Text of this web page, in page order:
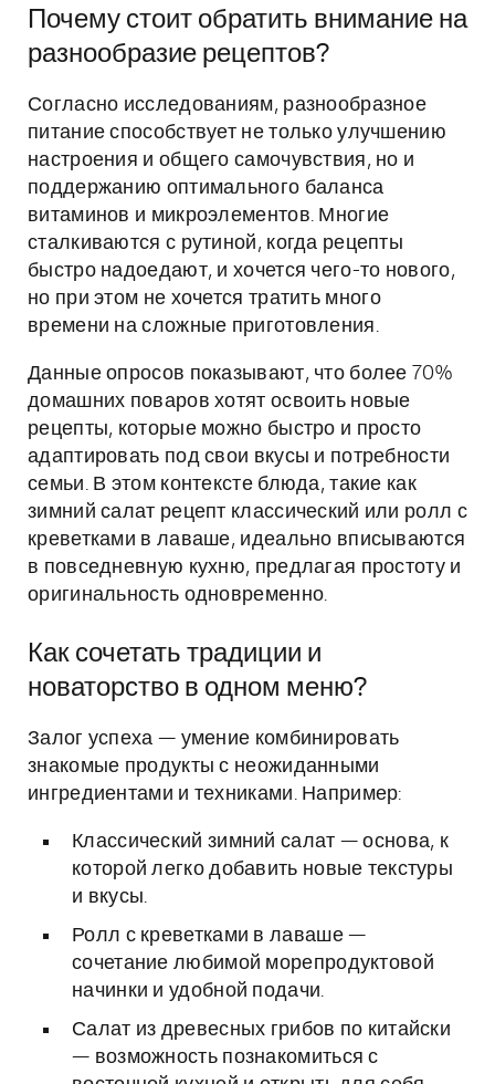
Почему стоит обратить внимание на
разнообразие рецептов?
Согласно исследованиям, разнообразное
питание способствует не только улучшению
настроения и общего самочувствия, но и
поддержанию оптимального баланса
витаминов и микроэлементов. Многие
сталкиваются с рутиной, когда рецепты
быстро надоедают, и хочется чего-то нового,
но при этом не хочется тратить много
времени на сложные приготовления.
Данные опросов показывают, что более 70%
домашних поваров хотят освоить новые
рецепты, которые можно быстро и просто
адаптировать под свои вкусы и потребности
семьи. В этом контексте блюда, такие как
зимний салат рецепт классический или ролл с
креветками в лаваше, идеально вписываются
в повседневную кухню, предлагая простоту и
оригинальность одновременно.
Как сочетать традиции и
новаторство в одном меню?
Залог успеха — умение комбинировать
знакомые продукты с неожиданными
ингредиентами и техниками. Например:
Классический зимний салат — основа, к
которой легко добавить новые текстуры
и вкусы.
Ролл с креветками в лаваше —
сочетание любимой морепродуктовой
начинки и удобной подачи.
Салат из древесных грибов по китайски
— возможность познакомиться с